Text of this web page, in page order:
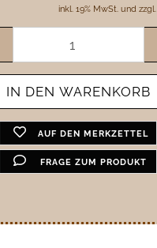
inkl. 19% MwSt. und zzgl.
AUF DEN MERKZETTEL
FRAGE ZUM PRODUKT